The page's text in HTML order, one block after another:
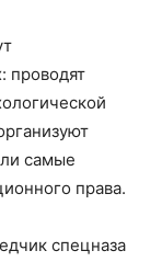
проводят
самые
права.
спецназа